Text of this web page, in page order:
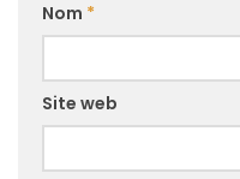
Nom *
Site web